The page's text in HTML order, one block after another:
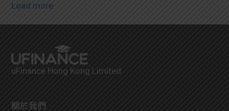
Load more
uFinance Hong Kong Limited
關於我們